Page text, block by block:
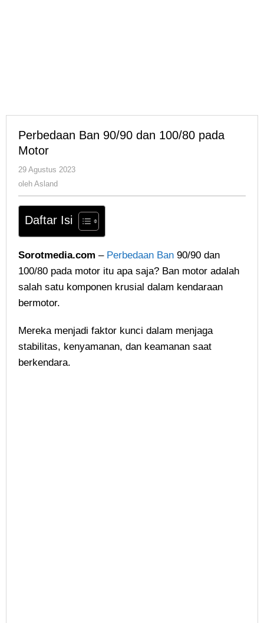
Perbedaan Ban 90/90 dan 100/80 pada
Motor
29 Agustus 2023
oleh Asland
Daftar Isi
Sorotmedia.com – Perbedaan Ban 90/90 dan
100/80 pada motor itu apa saja? Ban motor adalah
salah satu komponen krusial dalam kendaraan
bermotor.
Mereka menjadi faktor kunci dalam menjaga
stabilitas, kenyamanan, dan keamanan saat
berkendara.